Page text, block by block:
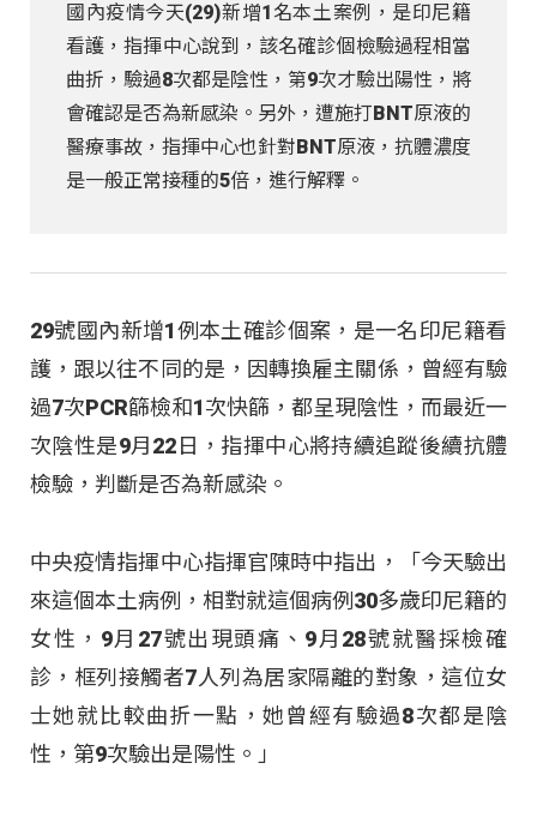
國內疫情今天(29)新增1名本土案例，是印尼籍
看護，指揮中心說到，該名確診個檢驗過程相當
曲折，驗過8次都是陰性，第9次才驗出陽性，將
會確認是否為新感染。另外，遭施打BNT原液的
醫療事故，指揮中心也針對BNT原液，抗體濃度
是一般正常接種的5倍，進行解釋。
29號國內新增1例本土確診個案，是一名印尼籍看
護，跟以往不同的是，因轉換雇主關係，曾經有驗
過7次PCR篩檢和1次快篩，都呈現陰性，而最近一
次陰性是9月22日，指揮中心將持續追蹤後續抗體
檢驗，判斷是否為新感染。
中央疫情指揮中心指揮官陳時中指出，「今天驗出
來這個本土病例，相對就這個病例30多歲印尼籍的
女性，9月27號出現頭痛、9月28號就醫採檢確
診，框列接觸者7人列為居家隔離的對象，這位女
士她就比較曲折一點，她曾經有驗過8次都是陰
性，第9次驗出是陽性。」